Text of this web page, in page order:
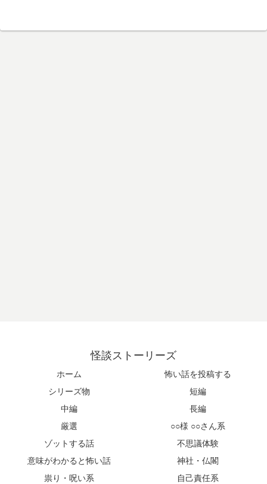
怪談ストーリーズ
ホーム
怖い話を投稿する
シリーズ物
短編
中編
長編
厳選
○○様 ○○さん系
ゾットする話
不思議体験
意味がわかると怖い話
神社・仏閣
祟り・呪い系
自己責任系